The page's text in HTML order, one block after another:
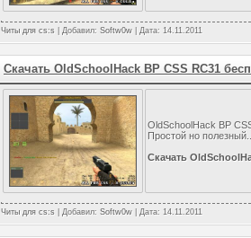
Читы для cs:s | Добавил: Softw0w | Дата: 14.11.2011
Скачать OldSchoolHack BP CSS RC31
OldSchoolHack BP
Простой но полезный...
Скачать
Читы для cs:s | Добавил: Softw0w | Дата: 14.11.2011